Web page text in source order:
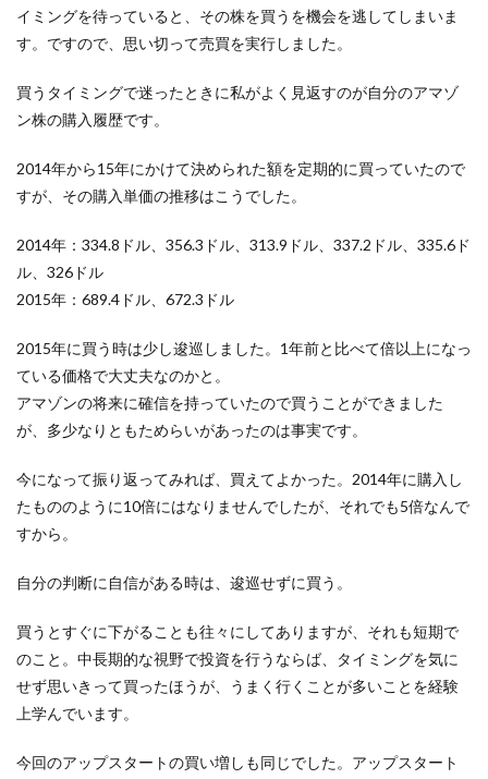
イミングを待っていると、その株を買うを機会を逃してしまいま
す。ですので、思い切って売買を実行しました。
買うタイミングで迷ったときに私がよく見返すのが自分のアマゾ
ン株の購入履歴です。
2014年から15年にかけて決められた額を定期的に買っていたので
すが、その購入単価の推移はこうでした。
2014年：334.8ドル、356.3ドル、313.9ドル、337.2ドル、335.6ド
ル、326ドル
2015年：689.4ドル、672.3ドル
2015年に買う時は少し逡巡しました。1年前と比べて倍以上になっ
ている価格で大丈夫なのかと。
アマゾンの将来に確信を持っていたので買うことができました
が、多少なりともためらいがあったのは事実です。
今になって振り返ってみれば、買えてよかった。2014年に購入し
たもののように10倍にはなりませんでしたが、それでも5倍なんで
すから。
自分の判断に自信がある時は、逡巡せずに買う。
買うとすぐに下がることも往々にしてありますが、それも短期で
のこと。中長期的な視野で投資を行うならば、タイミングを気に
せず思いきって買ったほうが、うまく行くことが多いことを経験
上学んでいます。
今回のアップスタートの買い増しも同じでした。アップスタート